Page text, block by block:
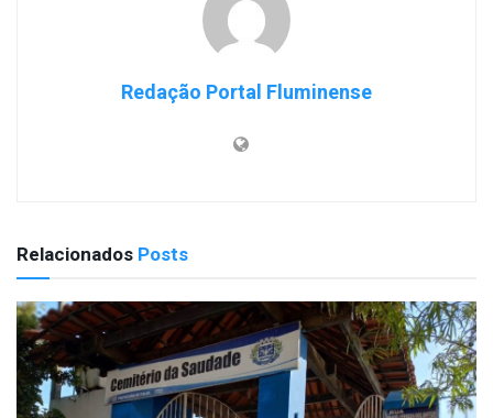
Redação Portal Fluminense
Relacionados Posts